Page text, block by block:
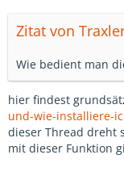
Zitat von
Wie bedient man
hier findest
und-wie-installiere-
dieser Thread dreht
mit dieser Funktion